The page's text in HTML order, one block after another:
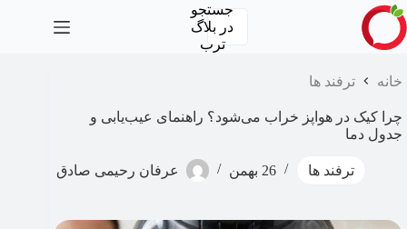
پرش
به
محتوا
جستجو
در بلاگ
ترب
خانه ترفند ها
چرا کیک در هواپز خراب می‌شود؟ راهنمای عیب‌یابی و
جدول دما
ترفند ها 26 بهمن عرفان رحیمی صادق